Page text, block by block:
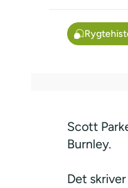
Scott
Burnley.
Det